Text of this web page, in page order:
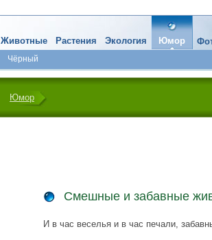
Животные Растения Экология Юмор
Чёрный
Юмор
Смешные и забавные
И в час веселья и в час печали,